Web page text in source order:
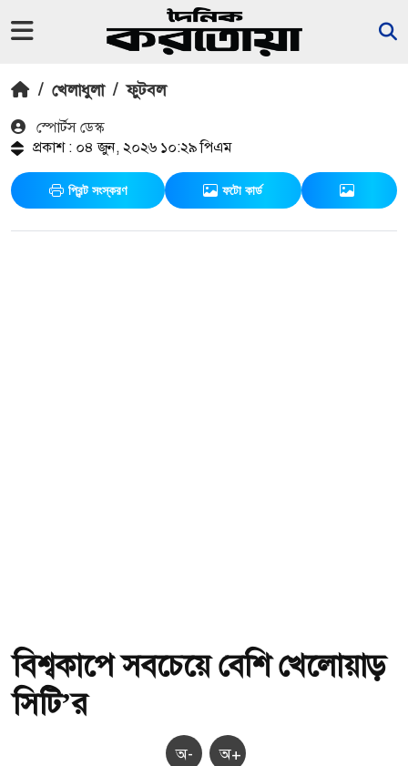
/ খেলাধুলা / ফুটবল
স্পোর্টস ডেস্ক
প্রকাশ : ০৪ জুন, ২০২৬ ১০:২৯ পিএম
প্রিন্ট সংস্করণ ফটো কার্ড
বিশ্বকাপে সবচেয়ে বেশি খেলোয়াড়
সিটি’র
অ- অ+